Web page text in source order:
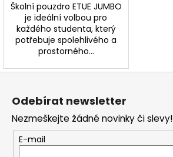
Školní pouzdro ETUE JUMBO
je ideální volbou pro
každého studenta, který
potřebuje spolehlivého a
prostorného...
Z
Odebírat newsletter
Nezmeškejte žádné novinky či slevy!
E-mail